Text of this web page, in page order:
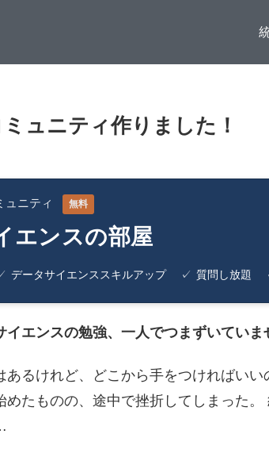
ュニティ作りました！
ュニティ 無料
エンスの部屋
データサイエンススキルアップ ✓ 質問し放題
イエンスの勉強、一人でつまずいていま
あるけれど、どこから手をつければいい
めたものの、途中で挫折してしまった